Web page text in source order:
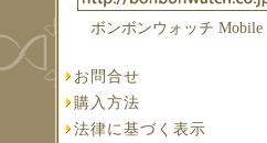
ボンボンウォッチ Mobile
お問合せ
購入方法
法律に基づく表示